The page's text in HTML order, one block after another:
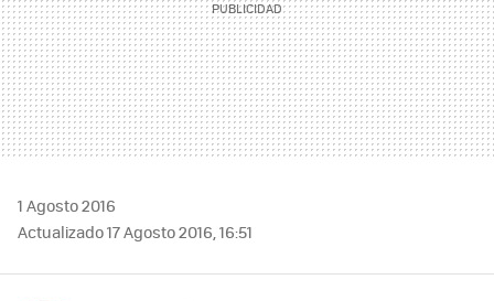
1 Agosto 2016
Actualizado 17 Agosto 2016, 16:51